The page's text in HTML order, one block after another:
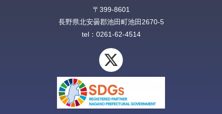
〒399-8601
長野県北安曇郡池田町池田2670-5‎
tel：0261-62-4514
X
-
t
w